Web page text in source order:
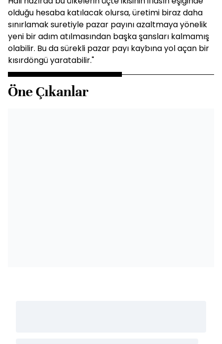
olduğu hesaba katılacak olursa, üretimi biraz daha
sınırlamak suretiyle pazar payını azaltmaya yönelik
yeni bir adım atılmasından başka şansları kalmamış
olabilir. Bu da sürekli pazar payı kaybına yol açan bir
kısırdöngü yaratabilir."
Öne Çıkanlar